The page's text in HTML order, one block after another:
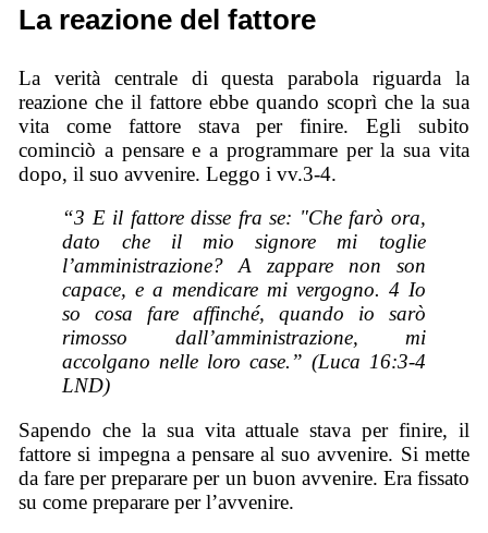
La reazione del fattore
La verità centrale di questa parabola riguarda la
reazione che il fattore ebbe quando scoprì che la sua
vita come fattore stava per finire. Egli subito
cominciò a pensare e a programmare per la sua vita
dopo, il suo avvenire. Leggo i vv.3-4.
“3 E il fattore disse fra se: "Che farò ora,
dato che il mio signore mi toglie
l’amministrazione? A zappare non son
capace, e a mendicare mi vergogno. 4 Io
so cosa fare affinché, quando io sarò
rimosso dall’amministrazione, mi
accolgano nelle loro case.” (Luca 16:3-4
LND)
Sapendo che la sua vita attuale stava per finire, il
fattore si impegna a pensare al suo avvenire. Si mette
da fare per preparare per un buon avvenire. Era fissato
su come preparare per l’avvenire.